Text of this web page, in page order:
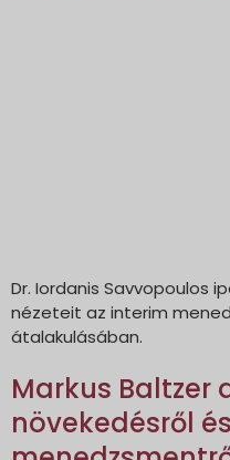
Dr. Iordanis Savvopoulos
nézeteit az interim
átalakulásában.
Markus Baltzer
növekedésről